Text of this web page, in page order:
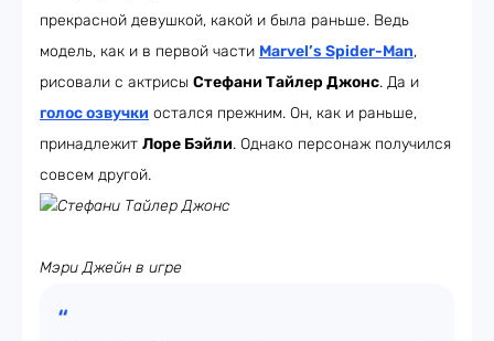
прекрасной девушкой, какой и была раньше. Ведь
модель, как и в первой части Marvel’s Spider-Man,
рисовали с актрисы Стефани Тайлер Джонс. Да и
голос озвучки остался прежним. Он, как и раньше,
принадлежит Лоре Бэйли. Однако персонаж получился
совсем другой.
Стефани Тайлер Джонс
Мэри Джейн в игре